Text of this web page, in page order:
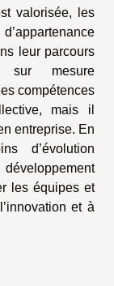
valorisée, les
leur parcours
sur mesure
compétences
mais il
entreprise. En
d’évolution
les équipes et
et à